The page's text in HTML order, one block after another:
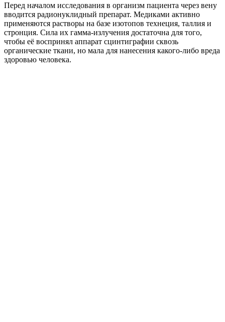
Перед началом исследования в организм пациента через вену
вводится радионуклидный препарат. Медиками активно
применяются растворы на базе изотопов технеция, таллия и
стронция. Сила их гамма-излучения достаточна для того,
чтобы её воспринял аппарат сцинтиграфии сквозь
органические ткани, но мала для нанесения какого-либо вреда
здоровью человека.